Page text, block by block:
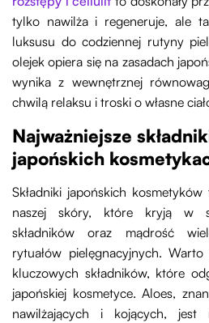
tylko nawilża i regeneruje, ale
luksusu do codziennej rutyny
olejek opiera się na zasadach
wynika z wewnętrznej
chwilą relaksu i troski o własne
Najważniejsze
japońskich
Składniki japońskich
naszej skóry, które kryją w
składników oraz mądrość
rytuałów pielęgnacyjnych.
kluczowych składników, które
japońskiej kosmetyce. Aloes,
nawilżających i kojących, jest